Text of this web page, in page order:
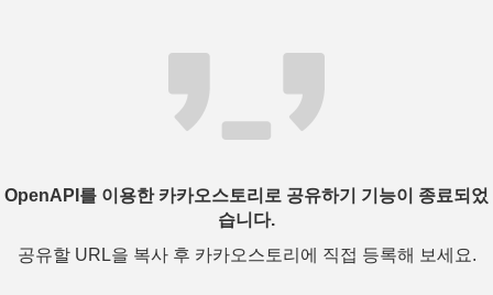
OpenAPI를 이용한 카카오스토리로 공유하기 기능이 종료되었
습니다.
공유할 URL을 복사 후 카카오스토리에 직접 등록해 보세요.